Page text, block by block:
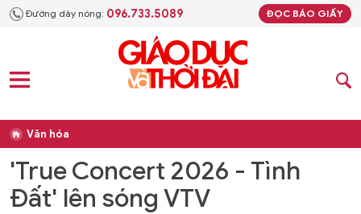
Đường dây nóng: 096.733.5089 ĐỌC BÁO GIẤY
Văn hóa
'True Concert 2026 - Tình
Đất' lên sóng VTV